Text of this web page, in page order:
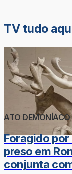
TV tudo
ATO DEMONÍACO
Foragido
preso em
conjunta